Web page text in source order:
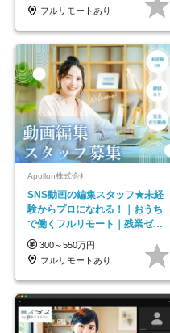
フルリモートあり
Apollon株式会社
SNS動画の編集スタッフ★未経
験からプロになれる！｜おうち
で働くフルリモート｜残業ゼロ
で18時退勤◎
300～550万円
フルリモートあり